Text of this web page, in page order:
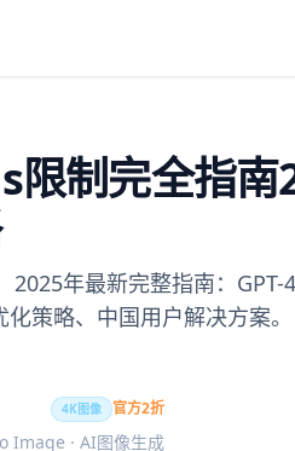
限制完全指
2025年最新完整指南：
策略、中国用户解决方案。
4K图像 官方2折
Image · AI图像生成